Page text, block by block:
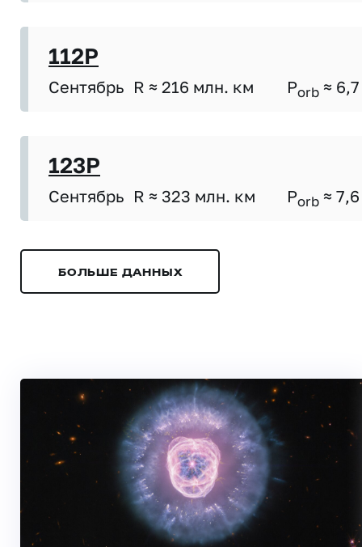
112P
Сентябрь R ≈ 216 млн. км Porb ≈ 6,7
123P
Сентябрь R ≈ 323 млн. км Porb ≈ 7,6
БОЛЬШЕ ДАННЫХ